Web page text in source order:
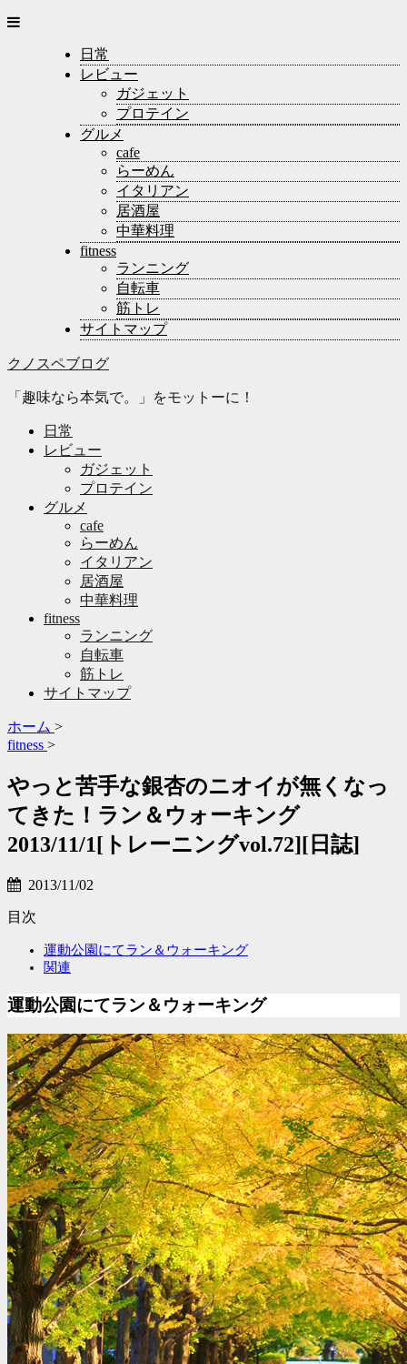
日常
レビュー
ガジェット
プロテイン
グルメ
cafe
らーめん
イタリアン
居酒屋
中華料理
fitness
ランニング
自転車
筋トレ
サイトマップ
クノスペブログ
「趣味なら本気で。」をモットーに！
日常
レビュー
ガジェット
プロテイン
グルメ
cafe
らーめん
イタリアン
居酒屋
中華料理
fitness
ランニング
自転車
筋トレ
サイトマップ
ホーム >
fitness >
やっと苦手な銀杏のニオイが無くなっ
てきた！ラン＆ウォーキング
2013/11/1[トレーニングvol.72][日誌]
2013/11/02
目次
運動公園にてラン＆ウォーキング
関連
運動公園にてラン＆ウォーキング